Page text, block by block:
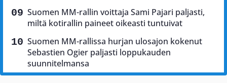
Suomen MM-rallin voittaja Sami Pajari paljasti,
miltä kotirallin paineet oikeasti tuntuivat
Suomen MM-rallissa hurjan ulosajon kokenut
Sebastien Ogier paljasti loppukauden
suunnitelmansa